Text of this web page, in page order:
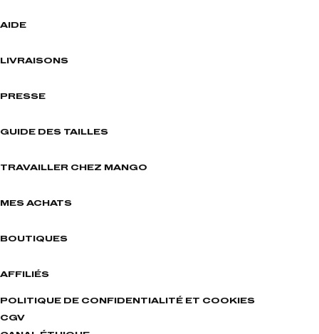
AIDE
LIVRAISONS
PRESSE
GUIDE DES TAILLES
TRAVAILLER CHEZ MANGO
MES ACHATS
BOUTIQUES
AFFILIÉS
POLITIQUE DE CONFIDENTIALITÉ ET COOKIES
CGV